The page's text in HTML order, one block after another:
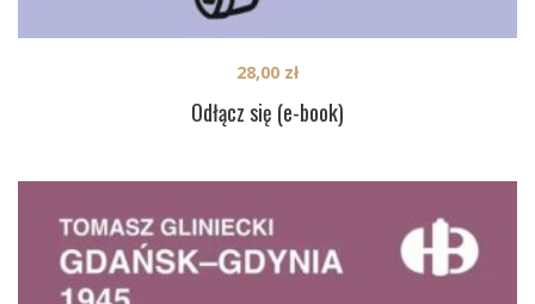
Odłącz się (e-book)
28,00 zł